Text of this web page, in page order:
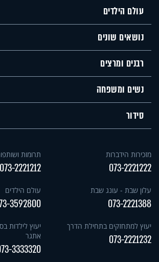
עולם הילדים
נושאים שונים
רבנים ומרצים
נשים ומשפחה
סידור
מזכירות הידברות
073-2221222
תרומות
073-2221212
עלון שבת - עונג שבת
073-2221388
עולם הילדים
3592800
יעוץ למתחזקים בתחילת הדרך
073-2221232
יעוץ לילדות
אתגר
3333320